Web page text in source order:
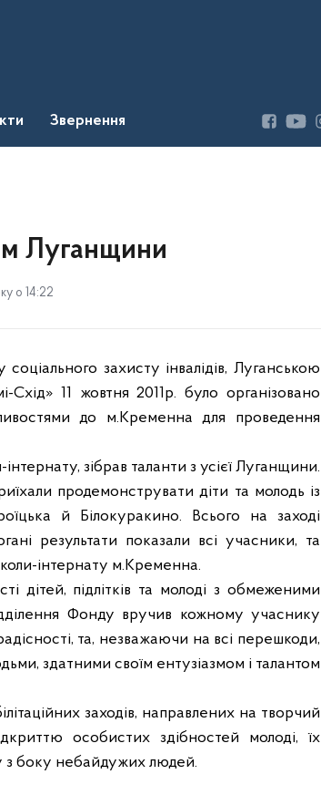
Звернення
Луганщини
о 14:22
захисту інвалідів, Луганською
11 жовтня 2011р. було організовано
до м.Кременна для проведення
зібрав таланти з усієї Луганщини.
продемонструвати діти та молодь із
й Білокуракино. Всього на заході
результати показали всі учасники, та
інтернату м.Кременна.
дітей, підлітків та молоді з обмеженими
Фонду вручив кожному учаснику
та, незважаючи на всі перешкоди,
здатними своїм ентузіазмом і талантом
заходів, направлених на творчий
особистих здібностей молоді, їх
з боку небайдужих людей.